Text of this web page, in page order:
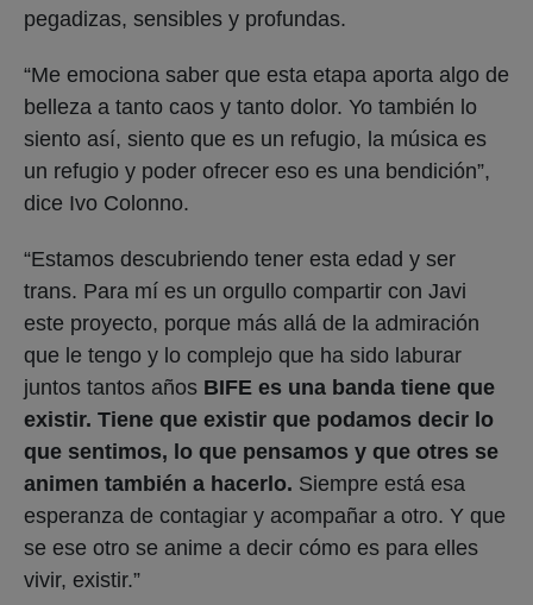
pegadizas, sensibles y profundas.
“Me emociona saber que esta etapa aporta algo de
belleza a tanto caos y tanto dolor. Yo también lo
siento así, siento que es un refugio, la música es
un refugio y poder ofrecer eso es una bendición”,
dice Ivo Colonno.
“Estamos descubriendo tener esta edad y ser
trans. Para mí es un orgullo compartir con Javi
este proyecto, porque más allá de la admiración
que le tengo y lo complejo que ha sido laburar
juntos tantos años BIFE es una banda tiene que
existir. Tiene que existir que podamos decir lo
que sentimos, lo que pensamos y que otres se
animen también a hacerlo. Siempre está esa
esperanza de contagiar y acompañar a otro. Y que
se ese otro se anime a decir cómo es para elles
vivir, existir.”